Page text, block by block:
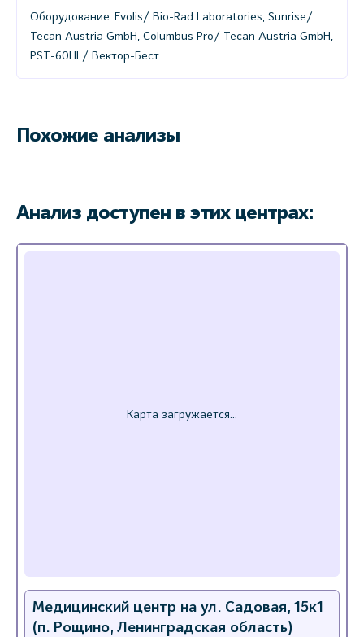
Оборудование: Evolis/ Bio-Rad Laboratories, Sunrise/
Tecan Austria GmbH, Columbus Pro/ Tecan Austria GmbH,
PST-60HL/ Вектор-Бест
Похожие анализы
Анализ доступен в этих центрах:
Медицинский центр на ул. Садовая, 15к1
(п. Рощино, Ленинградская область)